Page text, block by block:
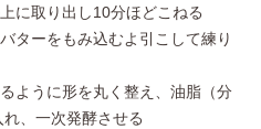
に取り出し10分ほどこねる
ターをもみ込むよ引こして練り
ように形を丸く整え、油脂（分
、一次発酵させる